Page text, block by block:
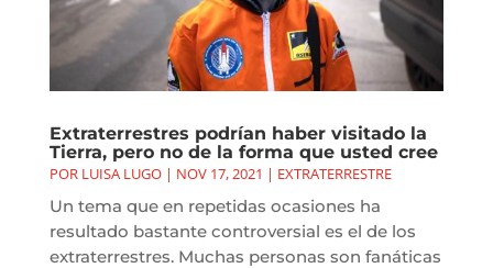
Extraterrestres podrían haber visitado la
Tierra, pero no de la forma que usted cree
POR LUISA LUGO| NOV 17, 2021 | EXTRATERRESTRE
Un tema que en repetidas ocasiones ha
resultado bastante controversial es el de los
extraterrestres. Muchas personas son fanáticas